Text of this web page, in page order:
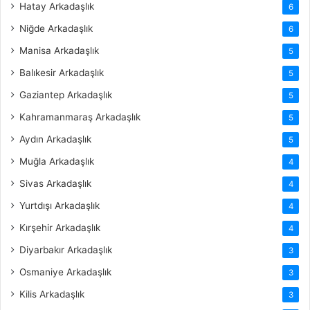
Hatay Arkadaşlık 6
Niğde Arkadaşlık 6
Manisa Arkadaşlık 5
Balıkesir Arkadaşlık 5
Gaziantep Arkadaşlık 5
Kahramanmaraş Arkadaşlık 5
Aydın Arkadaşlık 5
Muğla Arkadaşlık 4
Sivas Arkadaşlık 4
Yurtdışı Arkadaşlık 4
Kırşehir Arkadaşlık 4
Diyarbakır Arkadaşlık 3
Osmaniye Arkadaşlık 3
Kilis Arkadaşlık 3